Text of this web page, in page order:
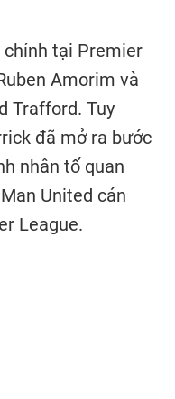
chính tại Premier
Amorim và
Trafford. Tuy
đã mở ra bước
nhân tố quan
United cán
League.